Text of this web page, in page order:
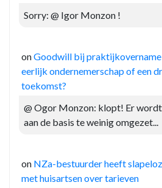
Sorry: @ Igor Monzon !
onGoodwill bij
eerlijk ondernemerschap of een
toekomst?
@ Ogor Monzon: klopt! Er
aan de basis te weinig omgezet...
on NZa-bestuurder heeft
met huisartsen over tarieven